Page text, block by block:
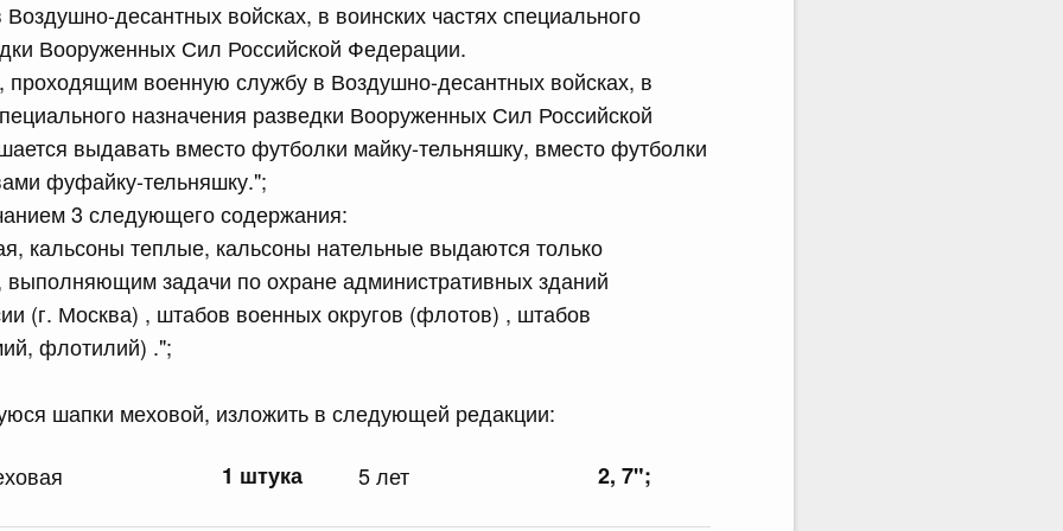
десантных войсках, в воинских частях специального
Вооруженных Сил Российской Федерации.
военную службу в Воздушно-десантных войсках, в
назначения разведки Вооруженных Сил Российской
выдавать вместо футболки майку-тельняшку, вместо футболки
фуфайку-тельняшку.";
3 следующего содержания:
кальсоны теплые, кальсоны нательные выдаются только
задачи по охране административных зданий
(г. Москва) , штабов военных округов (флотов) , штабов
флотилий) .";
шапки меховой, изложить в следующей редакции:
1 штука 5 лет 2, 7";
Федерации от 18.07.2026 г. № 909
Российской Федерации от 17 февраля
Федерации от 18.07.2026 г. № 908
детективом Федеральной службы войск
(территориального органа), предоставившей
деятельности, о заключении договора на
сыскных услуг
Федерации от 18.07.2026 г. № 910
Российской Федерации